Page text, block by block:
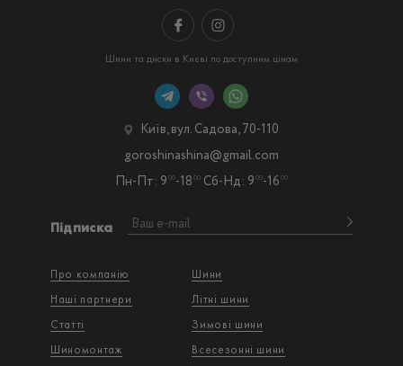
Шини та диски в Києві по доступним цінам
Про компанію
Наші партнери
Статті
Шиномонтаж
Шини
Літні шини
Зимові шини
Всесезонні шини
Підписка
Київ, вул. Садова, 70-110
Пн-Пт: 9 00-18 00 Сб-Нд: 9 00-16 00
goroshinashina@gmail.com